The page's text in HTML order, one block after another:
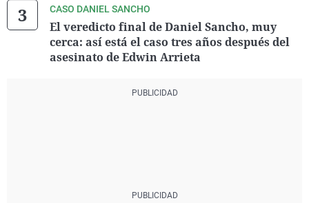
CASO DANIEL SANCHO
El veredicto final de Daniel Sancho, muy
cerca: así está el caso tres años después del
asesinato de Edwin Arrieta